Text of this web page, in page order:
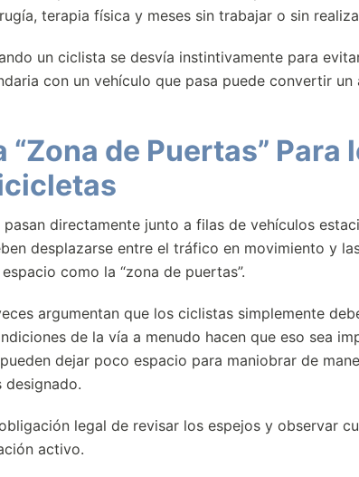
terapia física y meses sin trabajar o sin
un ciclista se desvía instintivamente para
con un vehículo que pasa puede convertir
“Zona de Puertas” Para
directamente junto a filas de vehículos
desplazarse entre el tráfico en movimiento y
como la “zona de puertas”.
argumentan que los ciclistas simplemente
de la vía a menudo hacen que eso sea
dejar poco espacio para maniobrar de
legal de revisar los espejos y observar
activo.